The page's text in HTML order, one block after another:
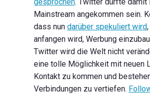
Mainstream angekommen sein.
dass nun darüber spekuliert wird
anfangen wird, Werbung
Twitter wird die Welt nicht
eine tolle Möglichkeit mit neuen
Kontakt zu kommen und
Verbindungen zu vertiefen.